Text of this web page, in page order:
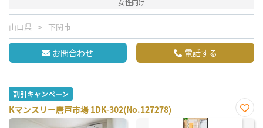
山口県 下関市
お問合わせ 電話する
割引キャンペーン
Kマンスリー唐戸市場 1DK-302(No.127278)
お気